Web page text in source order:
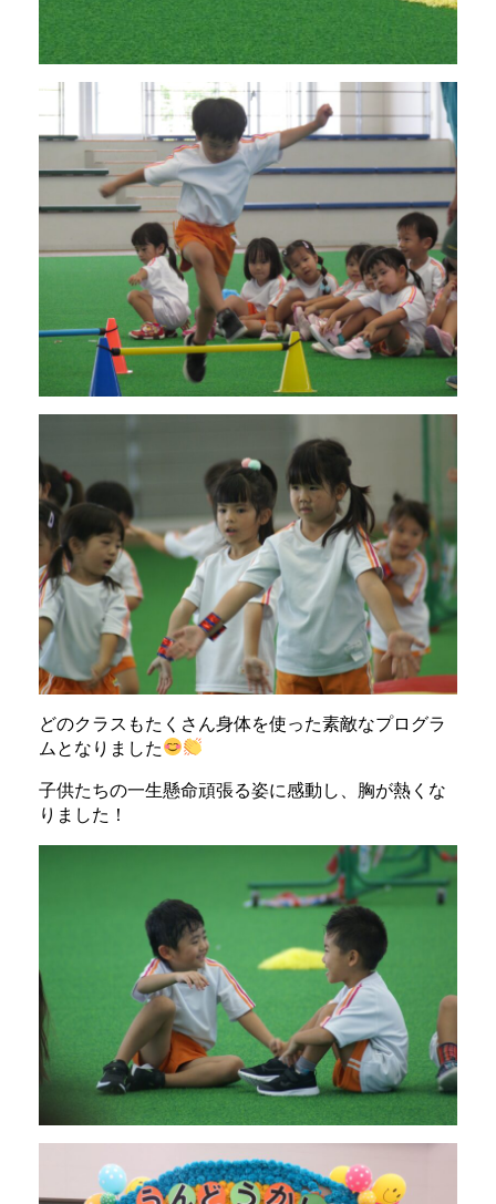
どのクラスもたくさん身体を使った素敵なプログラ
ムとなりました
子供たちの一生懸命頑張る姿に感動し、胸が熱くな
りました！